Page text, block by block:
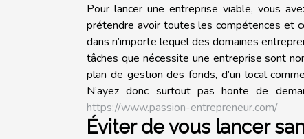
Pour lancer une entreprise viable, vous
prétendre avoir toutes les compétences et
dans n’importe lequel des domaines
tâches que nécessite une entreprise sont
plan de gestion des fonds, d’un local
N’ayez donc surtout pas honte de
https://www.passion-entrepreneur.com/
Éviter de vous lancer